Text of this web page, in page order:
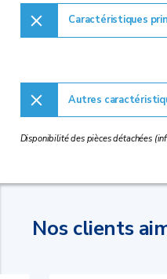
Caractéristiques
Autres
Disponibilité des pièces détachées
Nos clients